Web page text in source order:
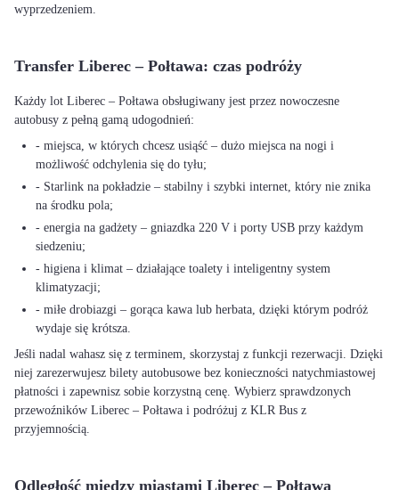
wyprzedzeniem.
Transfer Liberec – Połtawa: czas podróży
Każdy lot Liberec – Połtawa obsługiwany jest przez nowoczesne
autobusy z pełną gamą udogodnień:
- miejsca, w których chcesz usiąść – dużo miejsca na nogi i
możliwość odchylenia się do tyłu;
- Starlink na pokładzie – stabilny i szybki internet, który nie znika
na środku pola;
- energia na gadżety – gniazdka 220 V i porty USB przy każdym
siedzeniu;
- higiena i klimat – działające toalety i inteligentny system
klimatyzacji;
- miłe drobiazgi – gorąca kawa lub herbata, dzięki którym podróż
wydaje się krótsza.
Jeśli nadal wahasz się z terminem, skorzystaj z funkcji rezerwacji. Dzięki
niej zarezerwujesz bilety autobusowe bez konieczności natychmiastowej
płatności i zapewnisz sobie korzystną cenę. Wybierz sprawdzonych
przewoźników Liberec – Połtawa i podróżuj z KLR Bus z
przyjemnością.
Odległość między miastami Liberec – Połtawa